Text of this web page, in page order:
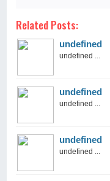
Related Posts:
undefined
undefined ...
undefined
undefined ...
undefined
undefined ...